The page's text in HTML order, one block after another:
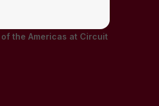
the Americas at Circuit